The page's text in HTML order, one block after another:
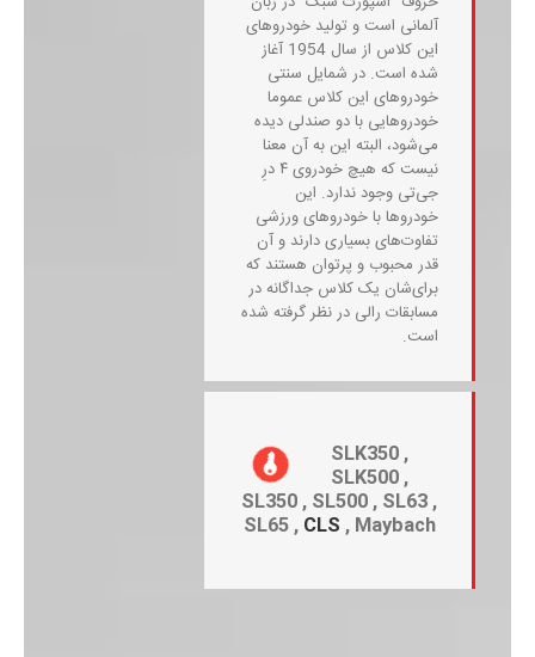
آلمانی است و تولید خودروهای
این کلاس از سال 1954 آغاز
شده است. در شمایل سنتی
خودروهای این کلاس عموما
خودروهایی با دو صندلی دیده
می‌شود، البته این به آن معنا
نیست که هیچ خودروی ۴ درِ
جی‌تی وجود ندارد. این
خودروها با خودروهای ورزشی
تفاوت‌های بسیاری دارند و آن
قدر محبوب و پرتوان هستند که
برای‌شان یک کلاس جداگانه در
مسابقات رالی در نظر گرفته شده
است.
SLK350 ,
SLK500 ,
SL350 , SL500 , SL63 ,
SL65 , CLS , Maybach